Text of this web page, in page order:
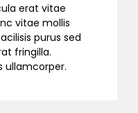
erat vitae
vitae mollis
purus sed
fringilla.
ullamcorper.